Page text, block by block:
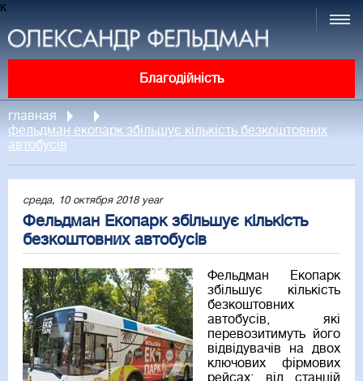
к
Благодійність
главная
фельдман екопарк збільшує кількість безкоштовних
автобусів
среда, 10 октября 2018 year
Фельдман Екопарк збільшує кількість
безкоштовних автобусів
Фельдман Екопарк
збільшує кількість
безкоштовних
автобусів, які
перевозитимуть його
відвідувачів на двох
ключових фірмових
рейсах: від станцій